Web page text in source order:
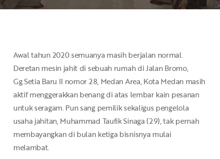
Awal tahun 2020 semuanya masih berjalan normal.
Deretan mesin jahit di sebuah rumah di Jalan Bromo,
Gg.Setia Baru II nomor 28, Medan Area, Kota Medan masih
aktif menggerakkan benang di atas lembar kain pesanan
untuk seragam. Pun sang pemilik sekaligus pengelola
usaha jahitan, Muhammad Taufik Sinaga (29), tak pernah
membayangkan di bulan ketiga bisnisnya mulai
melambat.